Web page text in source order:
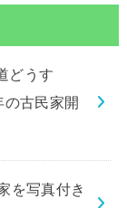
どうす
古民家開
を写真付き